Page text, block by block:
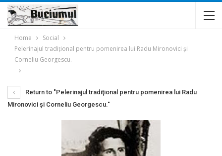
Home
Social
Pelerinajul tradiţional pentru pomenirea lui Radu Mironovici şi
Corneliu Georgescu.
Return to "Pelerinajul tradiţional pentru pomenirea lui Radu
Mironovici şi Corneliu Georgescu."